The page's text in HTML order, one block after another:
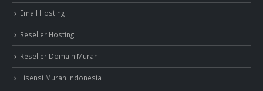
Email Hosting
Reseller Hosting
Reseller Domain Murah
Lisensi Murah Indonesia